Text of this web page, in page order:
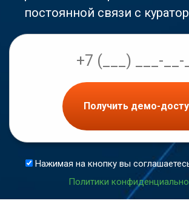
постоянной связи с
Получить демо-
Нажимая на кнопку вы
Политики